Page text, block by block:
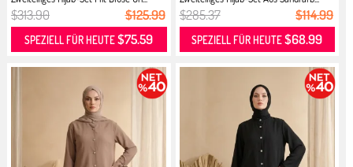
$313.90 $125.99
SPEZIELL FÜR HEUTE$75.59
$285.37 $114.99
SPEZIELL FÜR HEUTE$68.99